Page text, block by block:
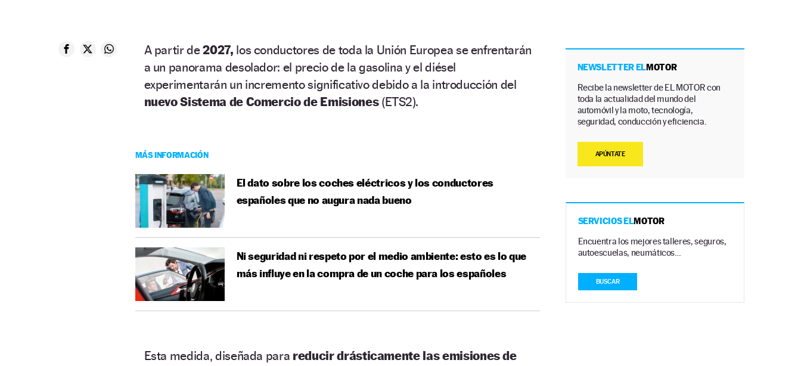
A partir de2027, los conductores de toda la Unión Europea se enfrentarán
a un panorama desolador: el precio de la gasolina y el diésel
experimentarán un incremento significativo debido a la introducción del
nuevo Sistema de Comercio de Emisiones(ETS2).
MÁS INFORMACIÓN
El dato sobre los coches eléctricos y los conductores
españoles que no augura nada bueno
Ni seguridad ni respeto por el medio ambiente: esto es lo que
más influye en la compra de un coche para los españoles
Esta medida, diseñada para reducir drásticamente las emisiones de
NEWSLETTER ELMOTOR
Recibe la newsletter de EL MOTOR con
toda la actualidad del mundo del
automóvil y la moto, tecnología,
seguridad, conducción y eficiencia.
APÚNTATE
SERVICIOS ELMOTOR
Encuentra los mejores talleres, seguros,
autoescuelas, neumáticos…
BUSCAR